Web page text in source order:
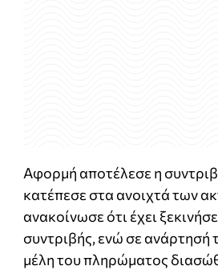
Αφορμή αποτέλεσε η
κατέπεσε στα ανοιχτά των
ανακοίνωσε ότι έχει
συντριβής, ενώ σε ανάρτησή
μέλη του πληρώματος